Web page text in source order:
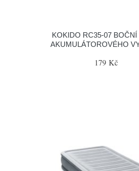
KOKIDO RC35-07 BOČNÍ
AKUMULÁTOROVÉHO
179 Kč